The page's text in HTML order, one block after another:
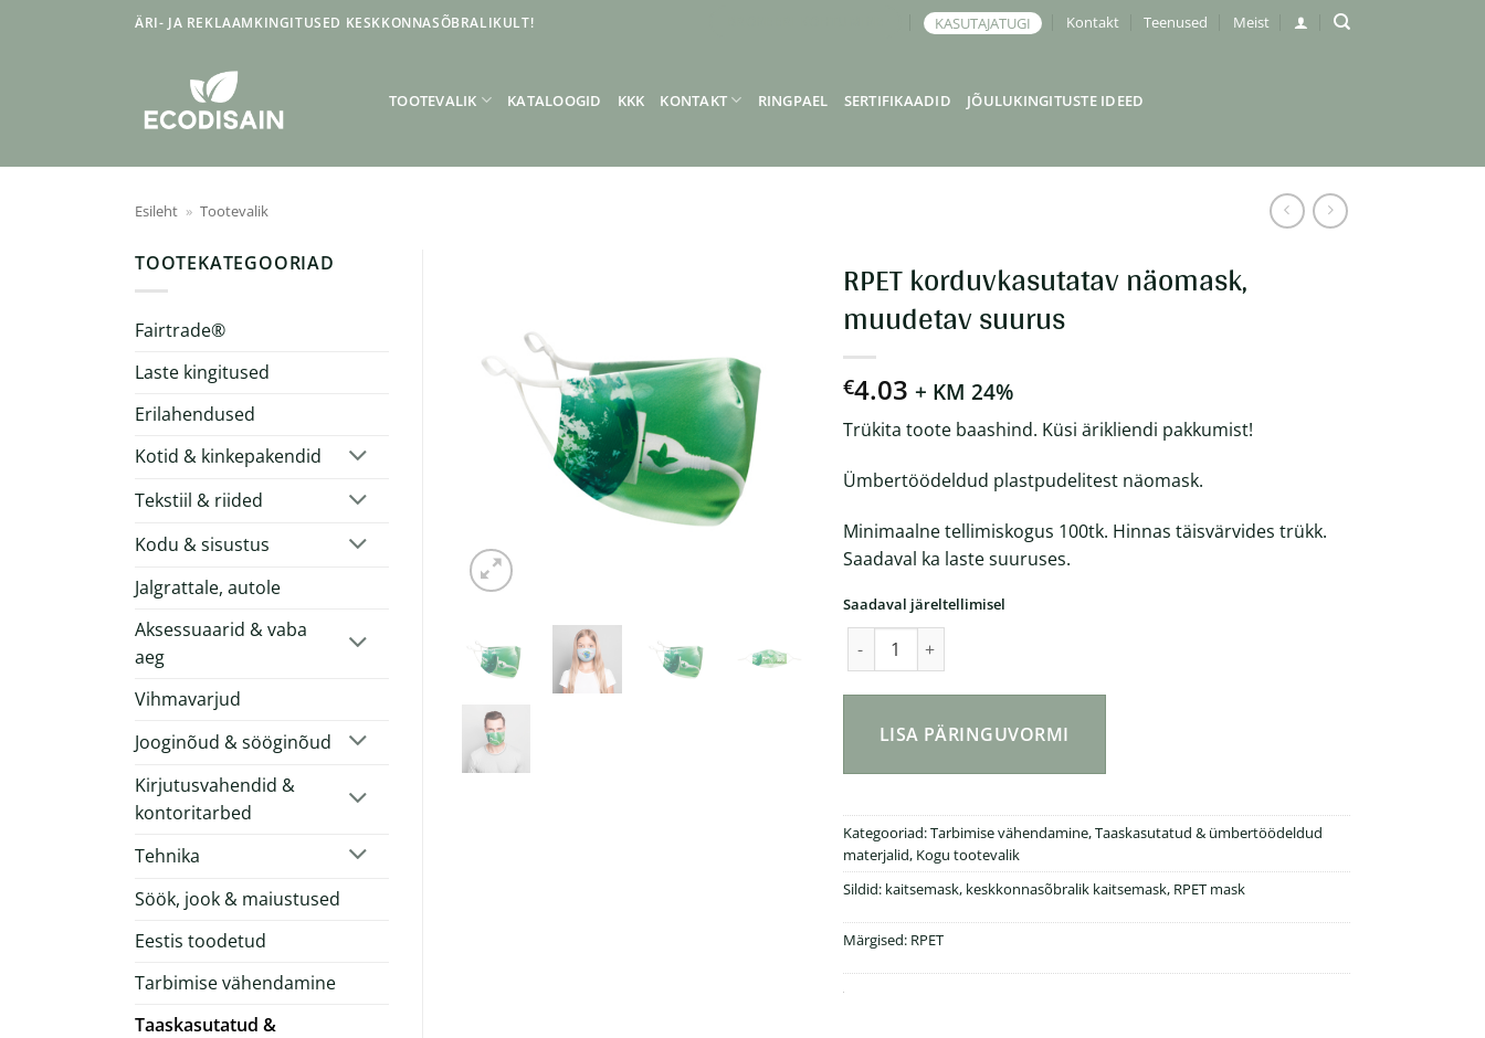
ÄRI- JA REKLAAMKINGITUSED KESKKONNASÕBRALIKULT! KASUTAJATUGI Kontakt Teenused Meist
TOOTEVALIK KATALOOGID KKK KONTAKT RINGPAEL SERTIFIKAADID JÕULUKINGITUSTE IDEED
Esileht » Tootevalik
TOOTEKATEGOORIAD
Fairtrade®
Laste kingitused
Erilahendused
Kotid & kinkepakendid
Tekstiil & riided
Kodu & sisustus
Jalgrattale, autole
Aksessuaarid & vaba
aeg
Vihmavarjud
Jooginõud & sööginõud
Kirjutusvahendid &
kontoritarbed
Tehnika
Söök, jook & maiustused
Eestis toodetud
Tarbimise vähendamine
Taaskasutatud &
RPET korduvkasutatav näomask,
muudetav suurus
€4.03 + KM 24%
Trükita toote baashind. Küsi ärikliendi pakkumist!
Ümbertöödeldud plastpudelitest näomask.
Minimaalne tellimiskogus 100tk. Hinnas täisvärvides trükk.
Saadaval ka laste suuruses.
Saadaval järeltellimisel
LISA PÄRINGUVORMI
Kategooriad:Tarbimise vähendamine,Taaskasutatud & ümbertöödeldud
materjalid, Kogu tootevalik
Sildid: kaitsemask, keskkonnasõbralik kaitsemask, RPET mask
Märgised: RPET